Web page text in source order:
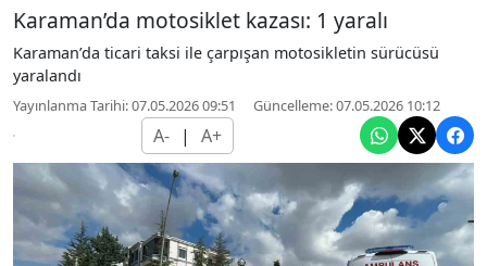
Karaman’da motosiklet kazası: 1 yaralı
Karaman’da ticari taksi ile çarpışan motosikletin sürücüsü
yaralandı
Yayınlanma Tarihi: 07.05.2026 09:51 Güncelleme: 07.05.2026 10:12
A- | A+